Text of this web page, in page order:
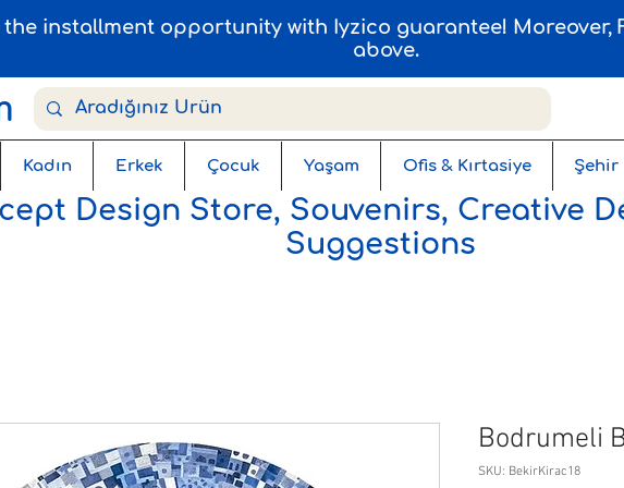
installment opportunity with Iyzico guarantee! Moreover,
above.
Kadın Erkek Çocuk Yaşam Ofis & Kırtasiye Şehir
Design Store, Souvenirs, Creative
Suggestions
Bodrumeli
SKU: BekirKirac18